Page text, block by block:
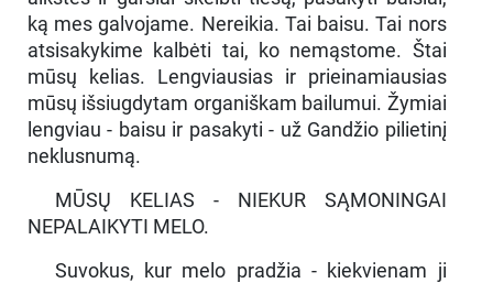
ką mes galvojame. Nereikia. Tai baisu. Tai nors
atsisakykime kalbėti tai, ko nemąstome. Štai
mūsų kelias. Lengviausias ir prieinamiausias
mūsų išsiugdytam organiškam bailumui. Žymiai
lengviau - baisu ir pasakyti - už Gandžio pilietinį
neklusnumą.
MŪSŲ KELIAS - NIEKUR SĄMONINGAI
NEPALAIKYTI MELO.
Suvokus, kur melo pradžia - kiekvienam ji